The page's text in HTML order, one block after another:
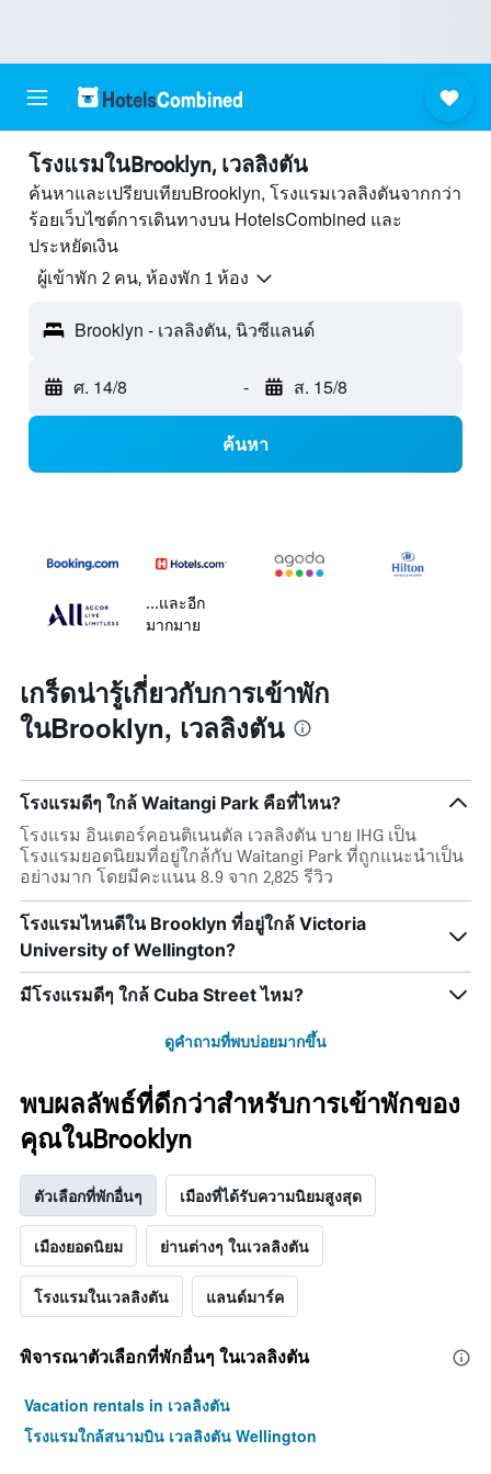
โรงแรมในBrooklyn, เวลลิงตัน
ค้นหาและเปรียบเทียบBrooklyn, โรงแรมเวลลิงตันจากกว่า
ร้อยเว็บไซต์การเดินทางบน HotelsCombined และ
ประหยัดเงิน
ผู้เข้าพัก 2 คน, ห้องพัก 1 ห้อง
Brooklyn - เวลลิงตัน, นิวซีแลนด์
ศ. 14/8 - ส. 15/8
ค้นหา
...และอีก
มากมาย
เกร็ดน่ารู้เกี่ยวกับการเข้าพัก
ในBrooklyn, เวลลิงตัน
โรงแรมดีๆ ใกล้ Waitangi Park คือที่ไหน?
โรงแรม อินเตอร์คอนติเนนตัล เวลลิงตัน บาย IHG เป็น
โรงแรมยอดนิยมที่อยู่ใกล้กับ Waitangi Park ที่ถูกแนะนำเป็น
อย่างมาก โดยมีคะแนน 8.9 จาก 2,825 รีวิว
โรงแรมไหนดีใน Brooklyn ที่อยู่ใกล้ Victoria
University of Wellington?
มีโรงแรมดีๆ ใกล้ Cuba Street ไหม?
ดูคำถามที่พบบ่อยมากขึ้น
พบผลลัพธ์ที่ดีกว่าสำหรับการเข้าพักของ
คุณในBrooklyn
ตัวเลือกที่พักอื่นๆ เมืองที่ได้รับความนิยมสูงสุด
เมืองยอดนิยม ย่านต่างๆ ในเวลลิงตัน
โรงแรมในเวลลิงตัน แลนด์มาร์ค
พิจารณาตัวเลือกที่พักอื่นๆ ในเวลลิงตัน
Vacation rentals in เวลลิงตัน
โรงแรมใกล้สนามบิน เวลลิงตัน Wellington